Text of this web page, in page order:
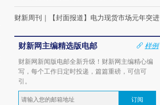
财新周刊 ｜ 【封面报道】电力现货市场元年突进
财新网主编精选版电邮
样例
财新网新闻版电邮全新升级！财新网主编精心编
写，每个工作日定时投递，篇篇重磅，可信可
引。
订阅